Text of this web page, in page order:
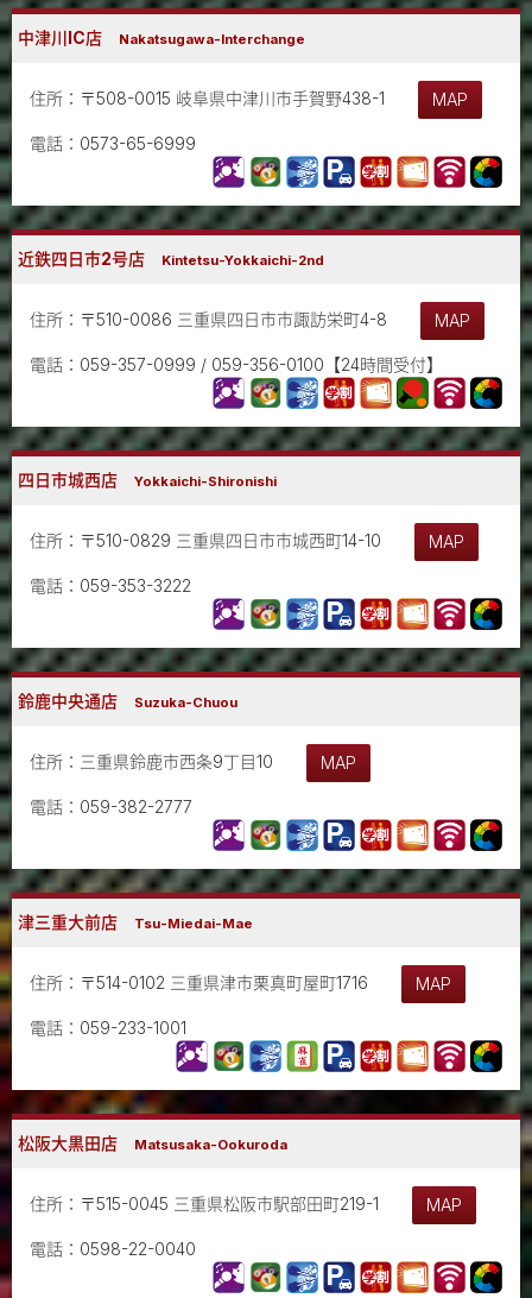
中津川IC店 Nakatsugawa-Interchange
住所：〒508-0015 岐阜県中津川市手賀野438-1 MAP
電話：0573-65-6999
近鉄四日市2号店 Kintetsu-Yokkaichi-2nd
住所：〒510-0086 三重県四日市市諏訪栄町4-8 MAP
電話：059-357-0999 / 059-356-0100【24時間受付】
四日市城西店 Yokkaichi-Shironishi
住所：〒510-0829 三重県四日市市城西町14-10 MAP
電話：059-353-3222
鈴鹿中央通店 Suzuka-Chuou
住所：三重県鈴鹿市西条9丁目10 MAP
電話：059-382-2777
津三重大前店 Tsu-Miedai-Mae
住所：〒514-0102 三重県津市栗真町屋町1716 MAP
電話：059-233-1001
松阪大黒田店 Matsusaka-Ookuroda
住所：〒515-0045 三重県松阪市駅部田町219-1 MAP
電話：0598-22-0040